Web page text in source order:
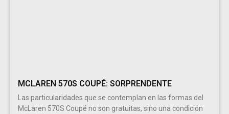
MCLAREN 570S COUPÉ: SORPRENDENTE
Las particularidades que se contemplan en las formas del
McLaren 570S Coupé no son gratuitas, sino una condición